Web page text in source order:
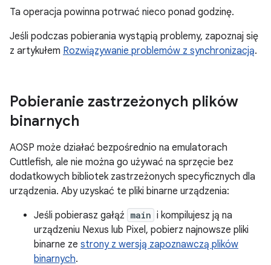
Ta operacja powinna potrwać nieco ponad godzinę.
Jeśli podczas pobierania wystąpią problemy, zapoznaj się
z artykułem Rozwiązywanie problemów z synchronizacją.
Pobieranie zastrzeżonych plików
binarnych
AOSP może działać bezpośrednio na emulatorach
Cuttlefish, ale nie można go używać na sprzęcie bez
dodatkowych bibliotek zastrzeżonych specyficznych dla
urządzenia. Aby uzyskać te pliki binarne urządzenia:
Jeśli pobierasz gałąź main i kompilujesz ją na
urządzeniu Nexus lub Pixel, pobierz najnowsze pliki
binarne ze strony z wersją zapoznawczą plików
binarnych.